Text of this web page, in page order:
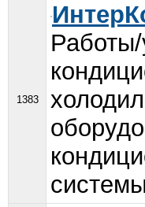
1383